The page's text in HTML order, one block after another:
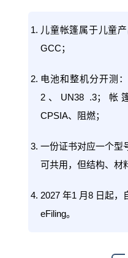
儿童帐篷属于儿童
GCC；
电池和整机分开测
2、UN38 .3；帐
CPSIA、阻燃；
一份证书对应一个型
可共用，但结构、材
2027 年1 月8 日起，
eFiling。